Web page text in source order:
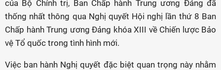
của Bộ Chính trị, Ban Chấp hành Trung ương Đảng đã
thống nhất thông qua Nghị quyết Hội nghị lần thứ 8 Ban
Chấp hành Trung ương Đảng khóa XIII về Chiến lược Bảo
vệ Tổ quốc trong tình hình mới.
Việc ban hành Nghị quyết đặc biệt quan trọng này nhằm